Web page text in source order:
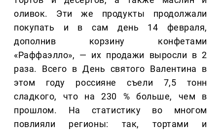
оливок. Эти же продукты продолжали
покупать и в сам день 14 февраля,
дополнив корзину конфетами
«Раффаэлло», — их продажи выросли в 2
раза. Всего в День святого Валентина в
этом году россияне съели 7,5 тонн
сладкого, что на 230 % больше, чем в
прошлом. На статистику во многом
повлияли регионы: так, тортами и